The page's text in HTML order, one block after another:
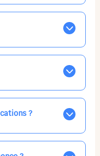
affichées jour par
EN BLEU. Tapez sur
vos horaires, et la
accueils
d'accueil pour une
dans la semaine,
ne correspondent
ou récurrente, ainsi
par la direction
votre taux horaire
directement avec
!
?
haut à droite), vous
et confirmations
en même